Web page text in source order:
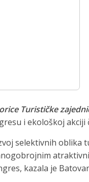
Turističke
i ekološkoj akciji
selektivnih
kazala je